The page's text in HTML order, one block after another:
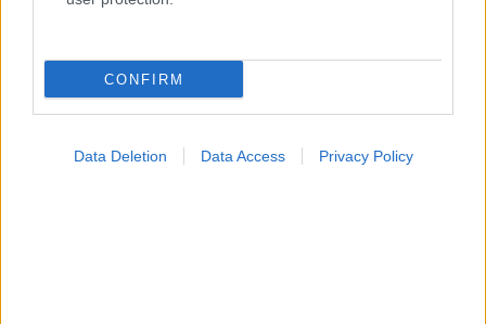
CONFIRM
Data Deletion Data Access Privacy Policy